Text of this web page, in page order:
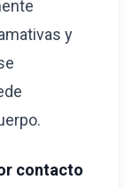
y
contacto